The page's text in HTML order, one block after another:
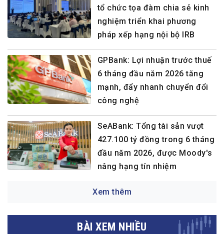
tổ chức tọa đàm chia sẻ kinh
nghiệm triển khai phương
pháp xếp hạng nội bộ IRB
GPBank: Lợi nhuận trước thuế
6 tháng đầu năm 2026 tăng
mạnh, đẩy nhanh chuyển đổi
công nghệ
SeABank: Tổng tài sản vượt
427.100 tỷ đồng trong 6 tháng
đầu năm 2026, được Moody's
nâng hạng tín nhiệm
Xem thêm
BÀI XEM NHIỀU